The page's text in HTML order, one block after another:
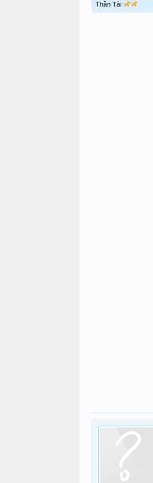
Thần Tài